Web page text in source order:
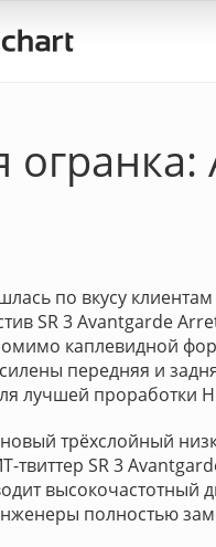
по вкусу
SR 3 Avantgarde
каплевидной
передняя и
лучшей проработки
новый трёхслойный
твиттер SR 3
высокочастотный
полностью